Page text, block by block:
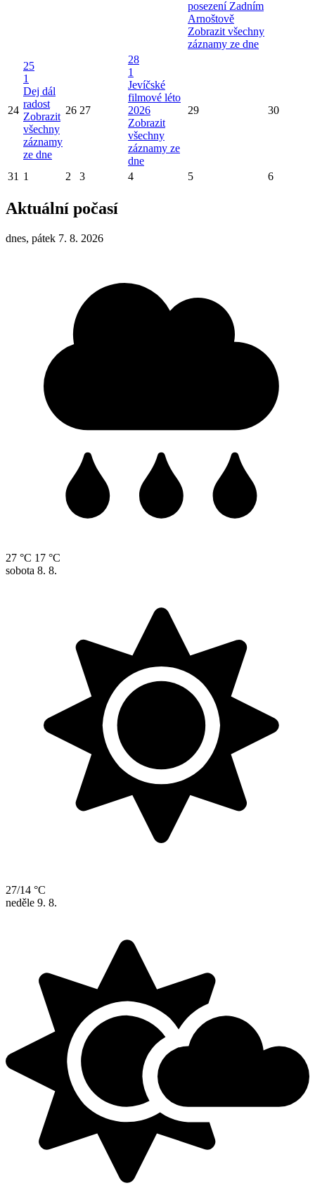
posezení Zadním
Arnoštově
Zobrazit všechny
záznamy ze dne
24
25
1
Dej dál
radost
Zobrazit
všechny
záznamy
ze dne
26 27
28
1
Jevíčské
filmové léto
2026
Zobrazit
všechny
záznamy ze
dne
29 30
31 1 2 3 4 5 6
Aktuální počasí
dnes, pátek 7. 8. 2026
27 °C 17 °C
sobota 8. 8.
27/14 °C
neděle 9. 8.